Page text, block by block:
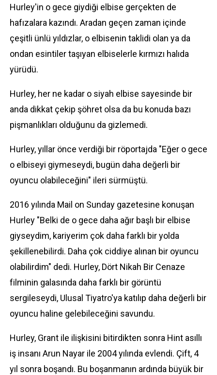
Hurley'in o gece giydiği elbise gerçekten de
hafızalara kazındı. Aradan geçen zaman içinde
çeşitli ünlü yıldızlar, o elbisenin taklidi olan ya da
ondan esintiler taşıyan elbiselerle kırmızı halıda
yürüdü.
Hurley, her ne kadar o siyah elbise sayesinde bir
anda dikkat çekip şöhret olsa da bu konuda bazı
pişmanlıkları olduğunu da gizlemedi.
Hurley, yıllar önce verdiği bir röportajda "Eğer o gece
o elbiseyi giymeseydi, bugün daha değerli bir
oyuncu olabileceğini" ileri sürmüştü.
2016 yılında Mail on Sunday gazetesine konuşan
Hurley "Belki de o gece daha ağır başlı bir elbise
giyseydim, kariyerim çok daha farklı bir yolda
şekillenebilirdi. Daha çok ciddiye alınan bir oyuncu
olabilirdim" dedi. Hurley, Dört Nikah Bir Cenaze
filminin galasında daha farklı bir görüntü
sergileseydi, Ulusal Tiyatro'ya katılıp daha değerli bir
oyuncu haline gelebileceğini savundu.
Hurley, Grant ile ilişkisini bitirdikten sonra Hint asıllı
iş insanı Arun Nayar ile 2004 yılında evlendi. Çift, 4
yıl sonra boşandı. Bu boşanmanın ardında büyük bir